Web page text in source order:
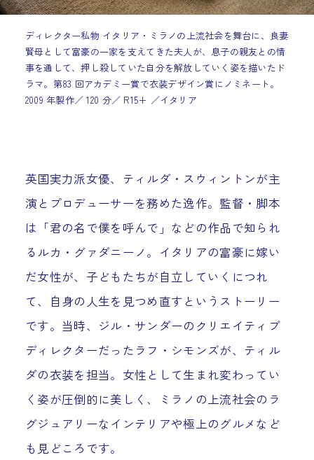
ディレクター私物 イタリア・ミラノの上流社会を舞台に、良妻
賢母として富豪の一家を支えてきた夫人が、息子の親友との情
事を通して、押し殺していた自分を解放していく姿を描いたド
ラマ。第83 回アカデミー賞で衣装デザイン賞にノミネート。
2009 年製作／ 120 分／ R15+ ／イタリア
英国実力派女優、ティルダ・スウィントンが主
演とプロデューサーを務めた逸作。監督・脚本
は「君の名で僕を呼んで」などの作品で知られ
るルカ・グァダニーノ。イタリアの富豪に嫁い
だ女性が、子どもたちが自立していくにつれ
て、自身の人生を見つめ直すというストーリー
です。当時、ジル・サンダーのクリエイティブ
ディレクターだったラフ・シモンズが、ティル
ダの衣装を担当。女性として生まれ変わってい
く姿が圧倒的に美しく、ミラノの上流社会のラ
グジュアリーなインテリアや極上のグルメなど
も見どころです。